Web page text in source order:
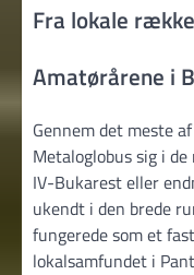
Fra lokale
Amatørårene i
Gennem det meste
Metaloglobus sig i
IV-Bukarest eller
ukendt i den brede
fungerede som et
lokalsamfundet i